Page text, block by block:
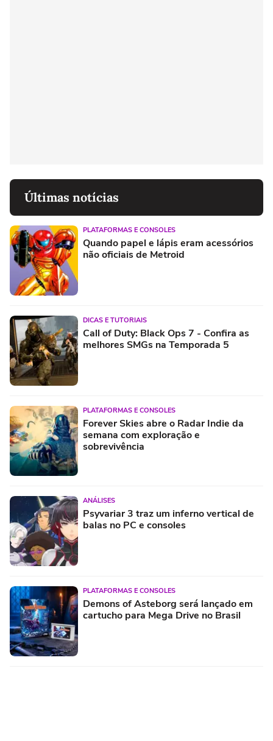
Últimas notícias
PLATAFORMAS E CONSOLES
Quando papel e lápis eram acessórios
não oficiais de Metroid
DICAS E TUTORIAIS
Call of Duty: Black Ops 7 - Confira as
melhores SMGs na Temporada 5
PLATAFORMAS E CONSOLES
Forever Skies abre o Radar Indie da
semana com exploração e
sobrevivência
ANÁLISES
Psyvariar 3 traz um inferno vertical de
balas no PC e consoles
PLATAFORMAS E CONSOLES
Demons of Asteborg será lançado em
cartucho para Mega Drive no Brasil